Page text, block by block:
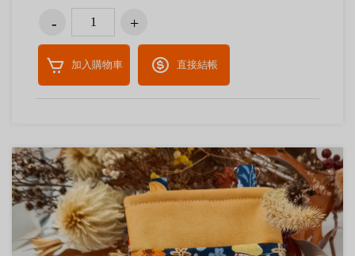
加入購物車 直接結帳